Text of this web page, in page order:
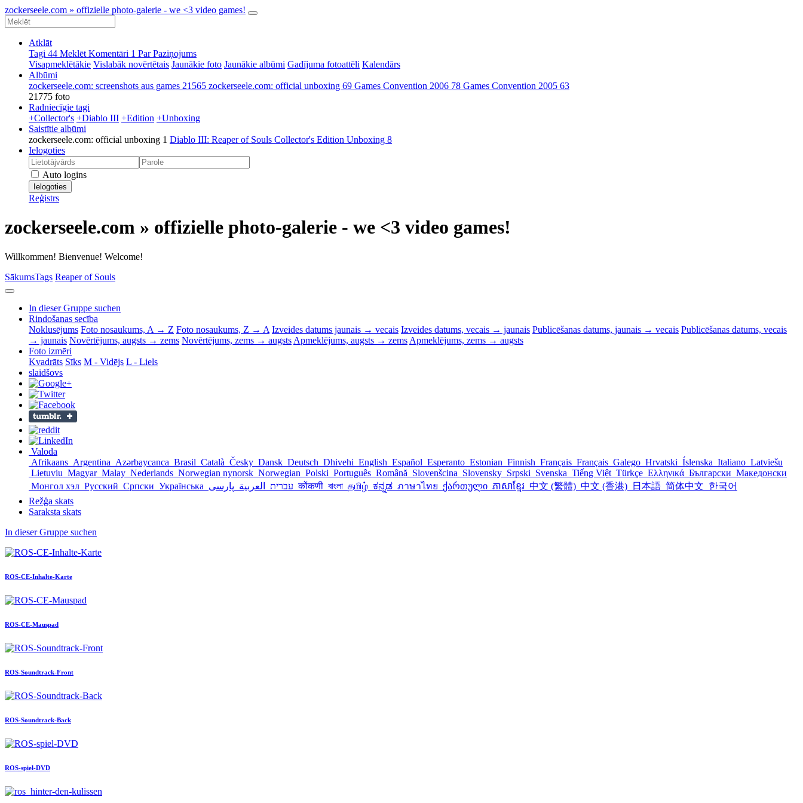
zockerseele.com » offizielle photo-galerie - we <3 video games!
Atklāt
Tagi 44 Meklēt Komentāri 1 ParPaziņojums
Visapmeklētākie Vislabāk novērtētais Jaunākie foto Jaunākie albūmi Gadījuma fotoattēli Kalendārs
Albūmi
zockerseele.com: screenshots aus games 21565 zockerseele.com: official unboxing 69 Games Convention 2006 78 Games Convention 2005 63
21775 foto
Radniecīgie tagi
+Collector's +Diablo III +Edition +Unboxing
Saistītie albūmi
zockerseele.com: official unboxing 1 Diablo III: Reaper of Souls Collector's Edition Unboxing 8
Ielogoties
Auto logins
Ielogoties
Reģistrs
zockerseele.com » offizielle photo-galerie - we <3 video games!
Willkommen! Bienvenue! Welcome!
SākumsTags Reaper of Souls
In dieser Gruppe suchen
Rindošanas secība
Noklusējums Foto nosaukums, A → Z Foto nosaukums, Z → A Izveides datums jaunais → vecais Izveides datums, vecais → jaunais Publicēšanas datums, jaunais → vecais Publicēšanas datums, vecais
→ jaunais Novērtējums, augsts → zems Novērtējums, zems → augsts Apmeklējums, augsts → zems Apmeklējums, zems → augsts
Foto izmēri
Kvadrāts Sīks M - Vidējs L - Liels
slaidšovs
Valoda
Afrikaans Argentina Azərbaycanca Brasil Català Česky Dansk Deutsch Dhivehi English Español Esperanto Estonian Finnish Français Français Galego Hrvatski Íslenska Italiano Latviešu
Lietuviu Magyar Malay Nederlands Norwegian nynorsk Norwegian Polski Português Română Slovenšcina Slovensky Srpski Svenska Tiếng Việt Türkçe Ελληνικά Български Македонски
Монгол хэл Русский Српски Українська עברית العربية कोंकणी বাংলা தமிழ் ಕನ್ನಡ ภาษาไทย ქართული ភាសាខ្មែរ 中文 (繁體) 中文 (香港) 日本語 简体中文 한국어
Režģa skats
Saraksta skats
In dieser Gruppe suchen
ROS-CE-Inhalte-Karte
ROS-CE-Mauspad
ROS-Soundtrack-Front
ROS-Soundtrack-Back
ROS-spiel-DVD